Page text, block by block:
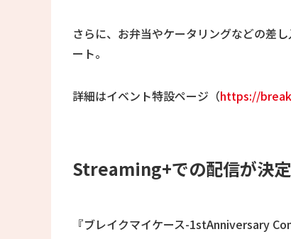
さらに、お弁当やケータリングなどの差
ート。
詳細はイベント特設ページ（https://
Streaming+での配信が決定
『ブレイクマイケース-1stAnniversary